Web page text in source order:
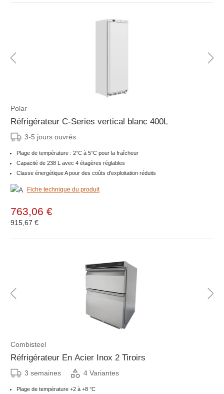
Polar
Réfrigérateur C-Series vertical blanc 400L
3-5 jours ouvrés
Plage de température : 2°C à 5°C pour la fraîcheur
Capacité de 238 L avec 4 étagères réglables
Classe énergétique A pour des coûts d'exploitation réduits
Fiche technique du produit
763,06 €
915,67 €
Combisteel
Réfrigérateur En Acier Inox 2 Tiroirs
3 semaines 4 Variantes
Plage de température +2 à +8 °C